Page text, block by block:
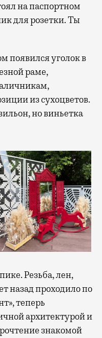
на паспортном
для розетки. Ты
появился уголок в
раме,
из сухоцветов.
но виньетка
Резьба, лен,
назад проходило по
теперь
архитектурой и
знакомой